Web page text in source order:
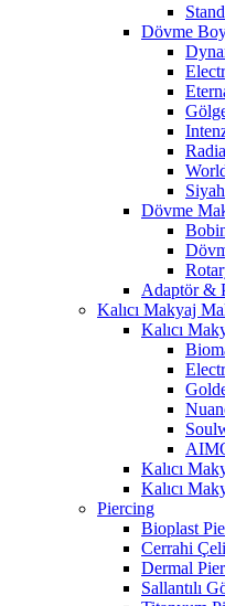
Dövme
Dövme
Adaptör &
Kalıcı Makyaj
Kalıcı
Kalıcı
Kalıcı
Piercing
Bioplast
Cerrahi
Dermal
Sallantılı